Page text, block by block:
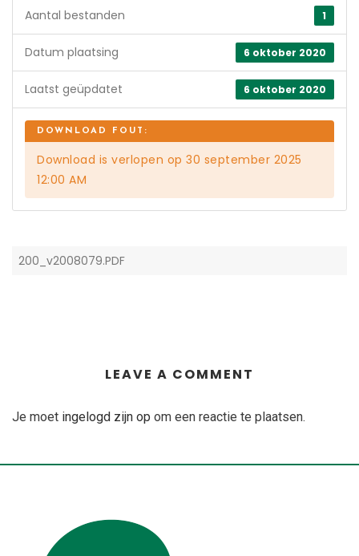
1
Aantal bestanden
6 oktober 2020
Datum plaatsing
6 oktober 2020
Laatst geüpdatet
Download is verlopen op 30 september 2025
12:00 AM
200_v2008079.PDF
LEAVE A COMMENT
Je moet ingelogd zijn op om een reactie te plaatsen.